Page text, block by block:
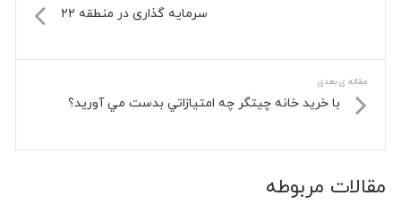
سرمایه گذاری در منطقه ۲۲
مقاله ی بعدی
با خرید خانه چیتگر چه امتيازاتي بدست مي آوريد؟
مقالات مربوطه